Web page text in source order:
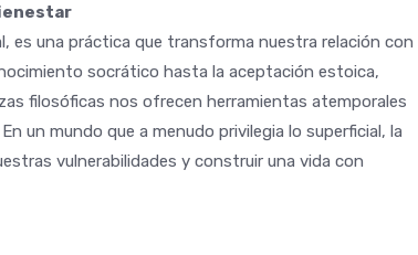
es una práctica que transforma nuestra relación con
socrático hasta la aceptación estoica,
filosóficas nos ofrecen herramientas atemporales
un mundo que a menudo privilegia lo superficial, la
vulnerabilidades y construir una vida con